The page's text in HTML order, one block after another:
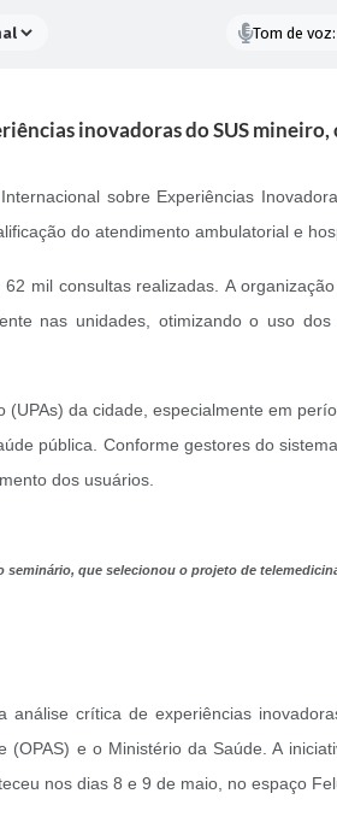
Tom de voz:
inovadoras do SUS
sobre Experiências
do atendimento ambulatorial e
mil consultas realizadas. A
nas unidades, otimizando o uso
da cidade, especialmente em
pública. Conforme gestores do
dos usuários.
que selecionou o projeto de
crítica de experiências
e o Ministério da Saúde. A
nos dias 8 e 9 de maio, no espaço